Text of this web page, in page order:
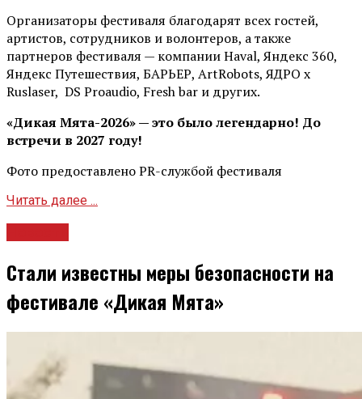
Организаторы фестиваля благодарят всех гостей,
артистов, сотрудников и волонтеров, а также
партнеров фестиваля — компании Haval, Яндекс 360,
Яндекс Путешествия, БАРЬЕР, ArtRobots, ЯДРО х
Ruslaser, DS Proaudio, Fresh bar и других.
«Дикая Мята-2026» — это было легендарно! До
встречи в 2027 году!
Фото предоставлено PR-службой фестиваля
Читать далее ...
Стали известны меры безопасности на
фестивале «Дикая Мята»